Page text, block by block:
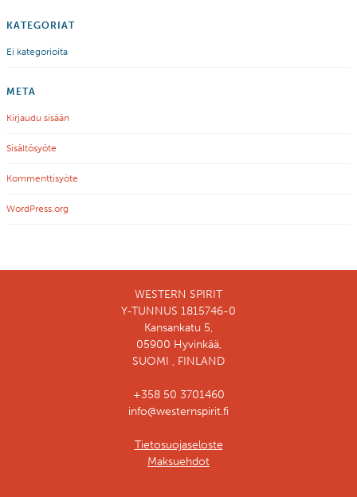
KATEGORIAT
Ei kategorioita
META
Kirjaudu sisään
Sisältösyöte
Kommenttisyöte
WordPress.org
WESTERN SPIRIT
Y-TUNNUS 1815746-0
Kansankatu 5,
05900 Hyvinkää,
SUOMI , FINLAND
+358 50 3701460
info@westernspirit.fi
Tietosuojaseloste
Maksuehdot